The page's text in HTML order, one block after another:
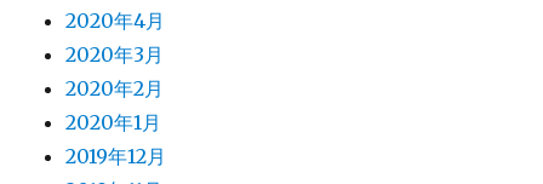
2020年4月
2020年3月
2020年2月
2020年1月
2019年12月